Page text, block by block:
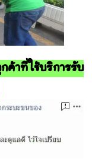
ค้าที่ใช้บริการรับ